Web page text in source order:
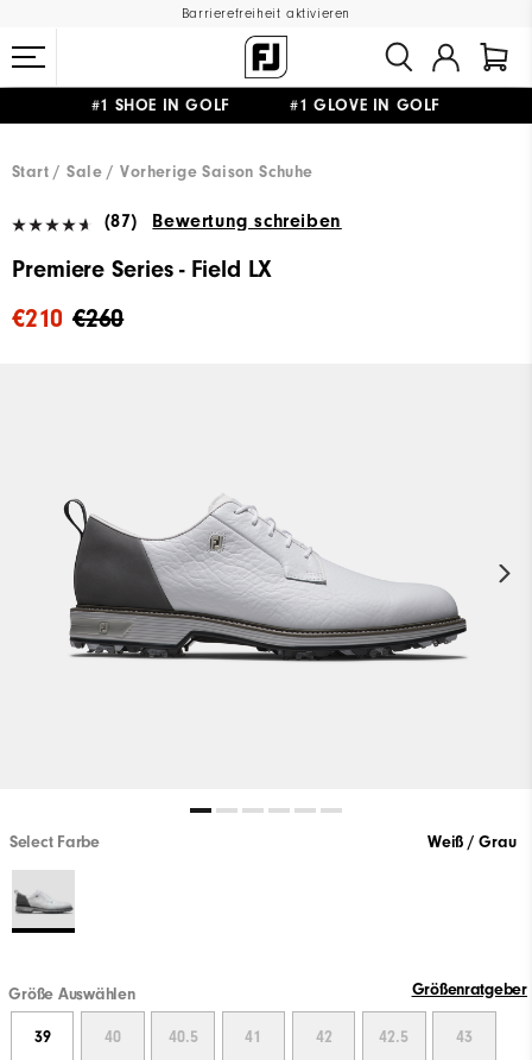
Barrierefreiheit aktivieren
#1 SHOE IN GOLF #1 GLOVE IN GOLF
Start
Sale Vorherige Saison Schuhe
(87) Bewertung schreiben
Premiere Series - Field LX
€260
€210
Select Farbe Weiß / Grau
Größe Auswählen Größenratgeber
39 40 40.5 41 42 42.5 43